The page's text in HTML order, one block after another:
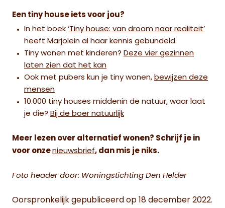
Een tiny house iets voor jou?
In het boek ‘Tiny house: van droom naar realiteit’
heeft Marjolein al haar kennis gebundeld.
Tiny wonen met kinderen? Deze vier gezinnen
laten zien dat het kan
Ook met pubers kun je tiny wonen, bewijzen deze
mensen
10.000 tiny houses middenin de natuur, waar laat
je die? Bij de boer natuurlijk
Meer lezen over alternatief wonen? Schrijf je in
voor onze nieuwsbrief, dan mis je niks.
Foto header door: Woningstichting Den Helder
Oorspronkelijk gepubliceerd op 18 december 2022.